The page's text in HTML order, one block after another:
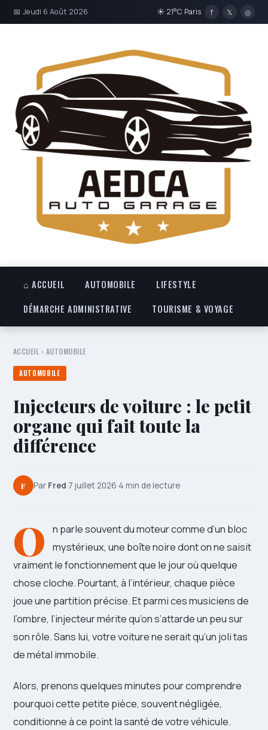
📅 Jeudi 6 Août 2026 ☀ 21°C Paris f 𝕏 ◎
⌂ ACCUEIL AUTOMOBILE
LIFESTYLE
DÉMARCHE ADMINISTRATIVE
TOURISME & VOYAGE
ACCUEIL › AUTOMOBILE
AUTOMOBILE
Injecteurs de voiture : le petit
organe qui fait toute la
différence
F Par Fred·7 juillet 2026·4 min de lecture
O
n parle souvent du moteur comme d’un bloc
mystérieux, une boîte noire dont on ne saisit
vraiment le fonctionnement que le jour où quelque
chose cloche. Pourtant, à l’intérieur, chaque pièce
joue une partition précise. Et parmi ces musiciens de
l’ombre, l’injecteur mérite qu’on s’attarde un peu sur
son rôle. Sans lui, votre voiture ne serait qu’un joli tas
de métal immobile.
Alors, prenons quelques minutes pour comprendre
pourquoi cette petite pièce, souvent négligée,
conditionne à ce point la santé de votre véhicule.